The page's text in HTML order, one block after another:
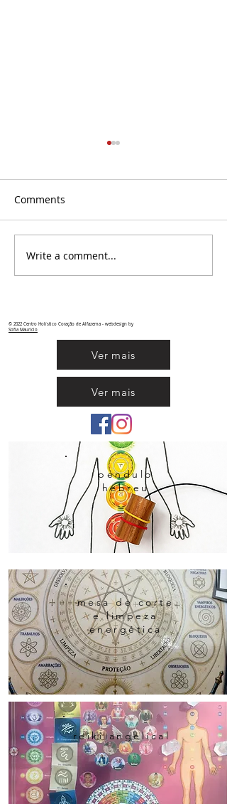
Formação de
constelações familiares
Comments
Write a comment...
© 2022 Centro Holístico Coração de Alfazema - webdesign by
Sofia Maurício
Ver mais
Ver mais
pendulo
hebreu
mesa de corte
e limpeza
energética
reiki angelical